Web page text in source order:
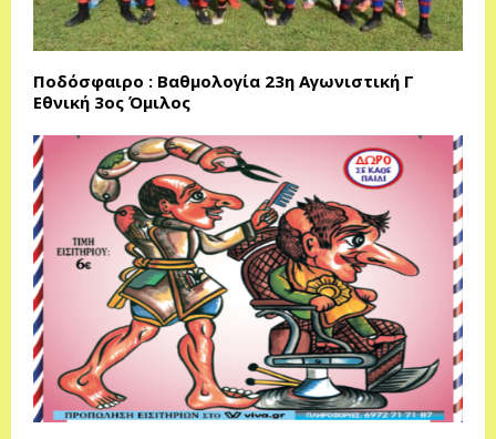
Ποδόσφαιρο : Βαθμολογία 23η Αγωνιστική Γ
Εθνική 3ος Όμιλος